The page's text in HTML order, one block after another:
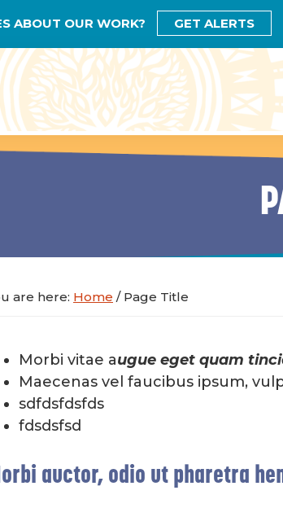
ABOUT OUR WORK? GET ALERTS
are here: Home /Page Title
Morbi vitae augue eget quam
Maecenas vel faucibus ipsum,
sdfdsfdsfds
fdsdsfsd
auctor, odio ut pharetra